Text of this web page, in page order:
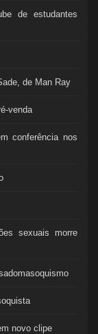
de estudantes
de Man Ray
venda
conferência nos
sexuais morre
novo clipe